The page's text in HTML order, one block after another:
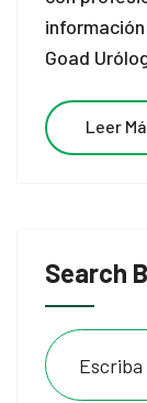
Search
Goad
Leer